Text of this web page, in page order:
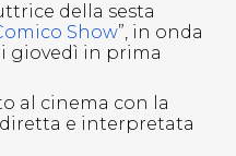
della sesta
Show”, in onda
giovedì in prima
al cinema con la
e interpretata